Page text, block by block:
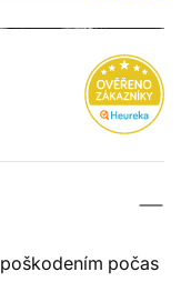
počas